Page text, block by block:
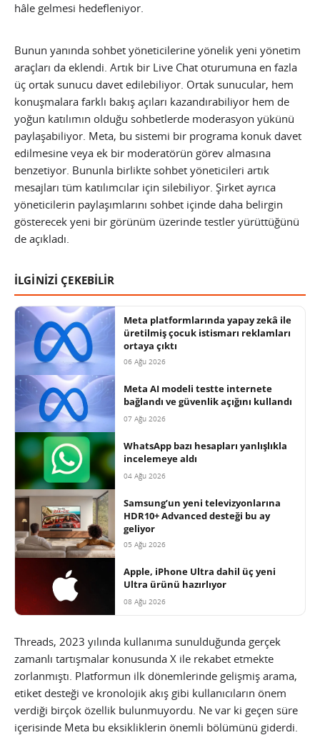
hâle gelmesi hedefleniyor.
Bunun yanında sohbet yöneticilerine yönelik yeni yönetim
araçları da eklendi. Artık bir Live Chat oturumuna en fazla
üç ortak sunucu davet edilebiliyor. Ortak sunucular, hem
konuşmalara farklı bakış açıları kazandırabiliyor hem de
yoğun katılımın olduğu sohbetlerde moderasyon yükünü
paylaşabiliyor. Meta, bu sistemi bir programa konuk davet
edilmesine veya ek bir moderatörün görev almasına
benzetiyor. Bununla birlikte sohbet yöneticileri artık
mesajları tüm katılımcılar için silebiliyor. Şirket ayrıca
yöneticilerin paylaşımlarını sohbet içinde daha belirgin
gösterecek yeni bir görünüm üzerinde testler yürüttüğünü
de açıkladı.
İLGİNİZİ ÇEKEBİLİR
Meta platformlarında yapay zekâ ile
üretilmiş çocuk istismarı reklamları
ortaya çıktı
06 Ağu 2026
Meta AI modeli testte internete
bağlandı ve güvenlik açığını kullandı
07 Ağu 2026
WhatsApp bazı hesapları yanlışlıkla
incelemeye aldı
04 Ağu 2026
Samsung’un yeni televizyonlarına
HDR10+ Advanced desteği bu ay
geliyor
05 Ağu 2026
Apple, iPhone Ultra dahil üç yeni
Ultra ürünü hazırlıyor
08 Ağu 2026
Threads, 2023 yılında kullanıma sunulduğunda gerçek
zamanlı tartışmalar konusunda X ile rekabet etmekte
zorlanmıştı. Platformun ilk dönemlerinde gelişmiş arama,
etiket desteği ve kronolojik akış gibi kullanıcıların önem
verdiği birçok özellik bulunmuyordu. Ne var ki geçen süre
içerisinde Meta bu eksikliklerin önemli bölümünü giderdi.